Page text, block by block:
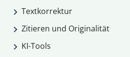
Textkorrektur
Zitieren und Originalität
KI-Tools